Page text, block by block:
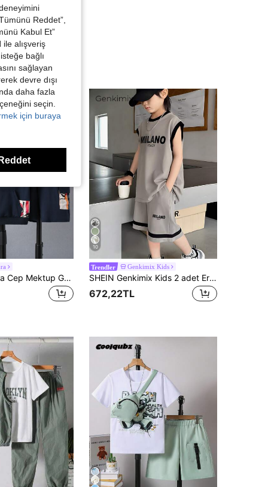
SHEIN Vacaura Cep Mektup Gündelik Erkekler İki Parçalı Kıyafetler
10
Trendler Genkimix Kids
SHEIN Genkimix Kids 2 adet Erkek Çocuk Rahat Spor Gevşek Harf Baskılı Mürettebat Yaka Kısa Kollu Tişört ve Elastik Bel Harf Baskılı Şort Takımı, Erkek Basketbolu, Yaz İçin Uygun
672,22TL
Reddet”,
Kabul Et”
alışveriş
bağlı
sağlayan
devre dışı
daha fazla
seçin.
için buraya